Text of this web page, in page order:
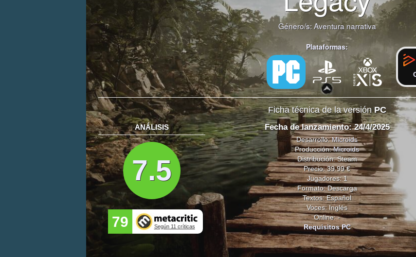
Género/s:Aventura narrativa
Plataformas:
Ficha técnica de la versión PC
ANÁLISIS
7.5
79 Según 11 críticas
Fecha de lanzamiento: 24/4/2025
Desarrollo:Microids
Producción:Microids
Distribución: Steam
Precio: 39.99 €
Jugadores: 1
Formato: Descarga
Textos: Español
Voces: Inglés
Online: -
Requisitos PC